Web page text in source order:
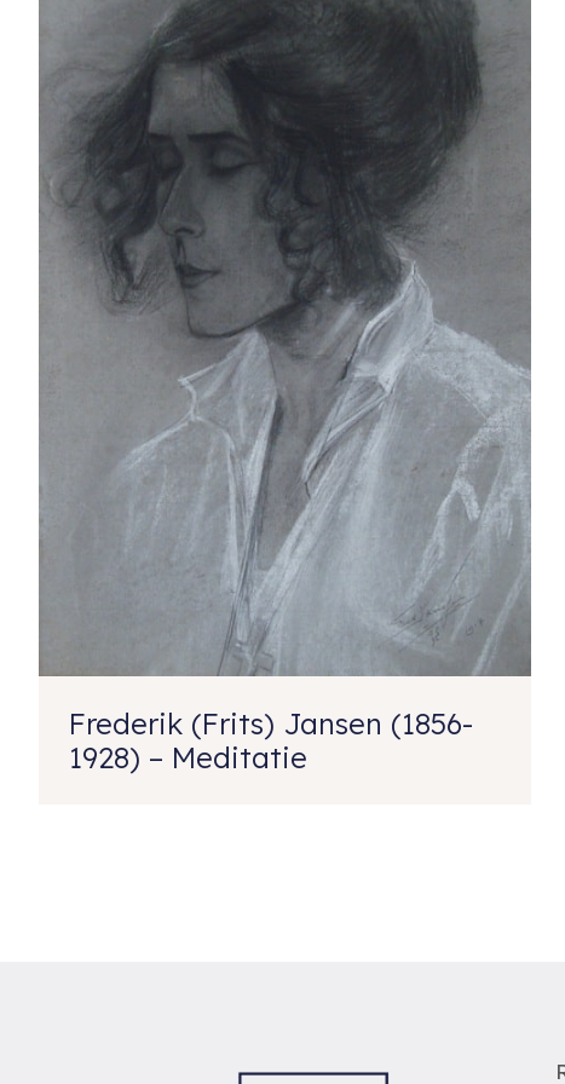
Frederik (Frits) Jansen (1856-
1928) – Meditatie